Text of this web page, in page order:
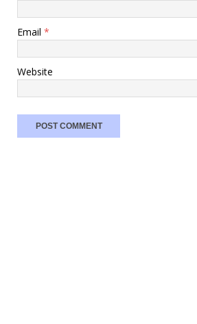
Email *
Website